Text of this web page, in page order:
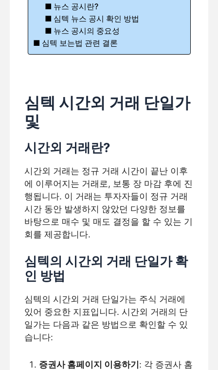
뉴스 공시란?
심텍 뉴스 공시 확인 방법
뉴스 공시의 중요성
심텍 보는법 관련 결론
심텍 시간외 거래 단일가
및
시간외 거래란?
시간외 거래는 정규 거래 시간이 끝난 이후
에 이루어지는 거래로, 보통 장 마감 후에 진
행됩니다. 이 거래는 투자자들이 정규 거래
시간 동안 발생하지 않았던 다양한 정보를
바탕으로 매수 및 매도 결정을 할 수 있는 기
회를 제공합니다.
심텍의 시간외 거래 단일가 확
인 방법
심텍의 시간외 거래 단일가는 주식 거래에
있어 중요한 지표입니다. 시간외 거래의 단
일가는 다음과 같은 방법으로 확인할 수 있
습니다:
증권사 홈페이지 이용하기: 각 증권사 홈